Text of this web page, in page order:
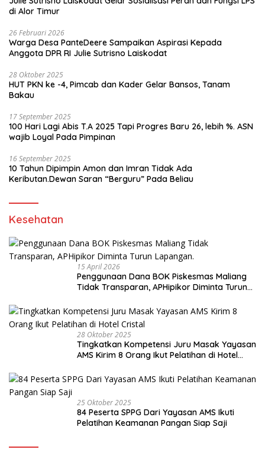
di Alor Timur
26 Februari 2026
Warga Desa PanteDeere Sampaikan Aspirasi Kepada
Anggota DPR RI Julie Sutrisno Laiskodat
28 Oktober 2025
HUT PKN ke -4, Pimcab dan Kader Gelar Bansos, Tanam
Bakau
17 September 2025
100 Hari Lagi Abis T.A 2025 Tapi Progres Baru 26, lebih %. ASN
wajib Loyal Pada Pimpinan
16 September 2025
10 Tahun Dipimpin Amon dan Imran Tidak Ada
Keributan.Dewan Saran “Berguru” Pada Beliau
Kesehatan
15 April 2026
Penggunaan Dana BOK Piskesmas Maliang
Tidak Transparan, APHipikor Diminta Turun
28 Oktober 2025
Tingkatkan Kompetensi Juru Masak Yayasan
AMS Kirim 8 Orang Ikut Pelatihan di Hotel
25 Oktober 2025
84 Peserta SPPG Dari Yayasan AMS Ikuti
Pelatihan Keamanan Pangan Siap Saji